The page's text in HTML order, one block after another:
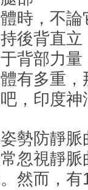
時，不
後背直
背部力
有多重
，印度
勢防靜脈
忽視靜
然而，